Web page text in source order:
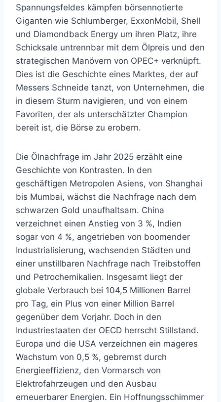
Spannungsfeldes kämpfen börsennotierte
Giganten wie Schlumberger, ExxonMobil, Shell
und Diamondback Energy um ihren Platz, ihre
Schicksale untrennbar mit dem Ölpreis und den
strategischen Manövern von OPEC+ verknüpft.
Dies ist die Geschichte eines Marktes, der auf
Messers Schneide tanzt, von Unternehmen, die
in diesem Sturm navigieren, und von einem
Favoriten, der als unterschätzter Champion
bereit ist, die Börse zu erobern.
Die Ölnachfrage im Jahr 2025 erzählt eine
Geschichte von Kontrasten. In den
geschäftigen Metropolen Asiens, von Shanghai
bis Mumbai, wächst die Nachfrage nach dem
schwarzen Gold unaufhaltsam. China
verzeichnet einen Anstieg von 3 %, Indien
sogar von 4 %, angetrieben von boomender
Industrialisierung, wachsenden Städten und
einer unstillbaren Nachfrage nach Treibstoffen
und Petrochemikalien. Insgesamt liegt der
globale Verbrauch bei 104,5 Millionen Barrel
pro Tag, ein Plus von einer Million Barrel
gegenüber dem Vorjahr. Doch in den
Industriestaaten der OECD herrscht Stillstand.
Europa und die USA verzeichnen ein mageres
Wachstum von 0,5 %, gebremst durch
Energieeffizienz, den Vormarsch von
Elektrofahrzeugen und den Ausbau
erneuerbarer Energien. Ein Hoffnungsschimmer